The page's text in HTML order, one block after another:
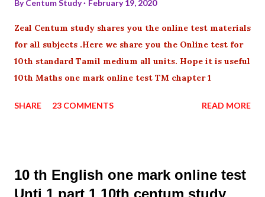
ByCentum Study February 19, 2020
Zeal Centum study shares you the online test materials
for all subjects .Here we share you the Online test for
10th standard Tamil medium all units. Hope it is useful
10th Maths one mark online test TM chapter 1
SHARE 23 COMMENTS READ MORE
10 th English one mark online test
Unti 1 part 1 10th centum study